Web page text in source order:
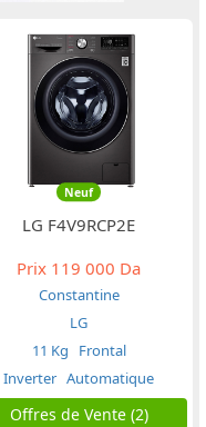
Neuf
LG F4V9RCP2E
Prix 119 000 Da
Constantine
LG
11 Kg
Frontal
Inverter Automatique
Offres de Vente (2)